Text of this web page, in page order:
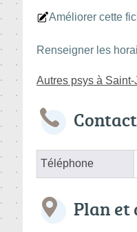
Améliorer cette
Renseigner les
Autres psys à
Contact
Téléphone
Plan et